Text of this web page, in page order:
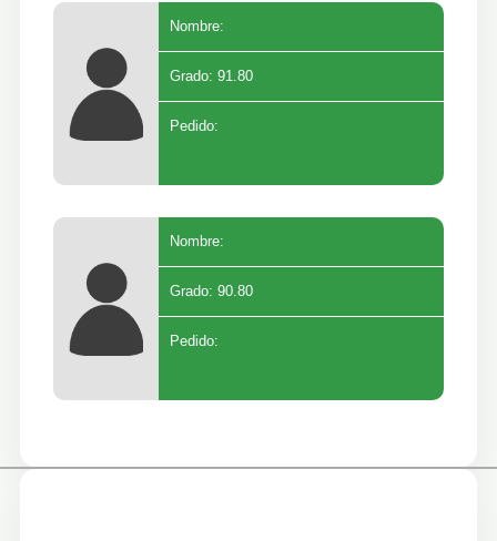
Nombre:
Grado: 91.80
Pedido:
Nombre:
Grado: 90.80
Pedido: